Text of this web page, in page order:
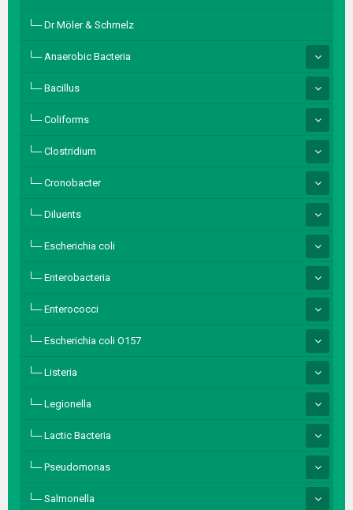
Dr Möler & Schmelz
Anaerobic Bacteria
Bacillus
Coliforms
Clostridium
Cronobacter
Diluents
Escherichia coli
Enterobacteria
Enterococci
Escherichia coli O157
Listeria
Legionella
Lactic Bacteria
Pseudomonas
Salmonella